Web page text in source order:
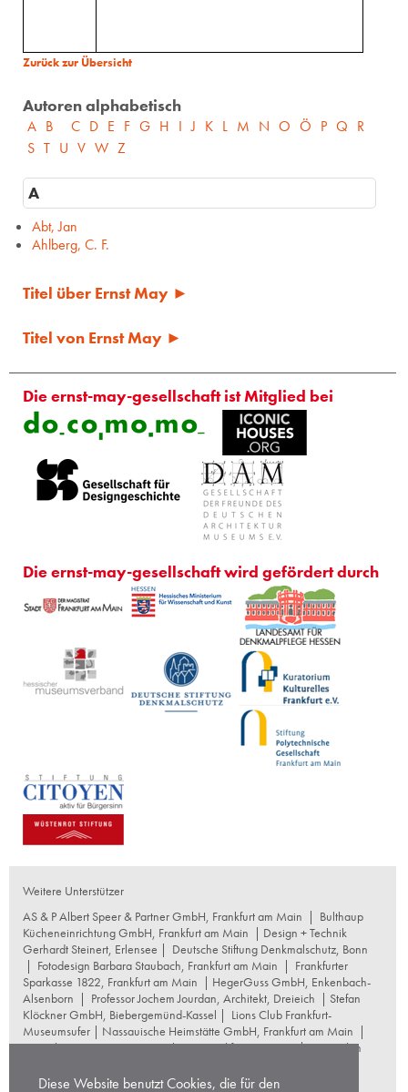
Diese Website benutzt Cookies, die für den
Zurück zur Übersicht
Autoren alphabetisch
A B C D E F G H I J K L M N O Ö P Q R
S T U V W Z
A
Abt, Jan
Ahlberg, C. F.
Titel über Ernst May ►
Titel von Ernst May ►
Die ernst-may-gesellschaft ist Mitglied bei
Die ernst-may-gesellschaft wird gefördert durch
Weitere Unterstützer
AS & P Albert Speer & Partner GmbH, Frankfurt am Main | Bulthaup
Kücheneinrichtung GmbH, Frankfurt am Main | Design + Technik
Gerhardt Steinert, Erlensee | Deutsche Stiftung Denkmalschutz, Bonn
| Fotodesign Barbara Staubach, Frankfurt am Main | Frankfurter
Sparkasse 1822, Frankfurt am Main | HegerGuss GmbH, Enkenbach-
Alsenborn | Professor Jochem Jourdan, Architekt, Dreieich | Stefan
Klöckner GmbH, Biebergemünd-Kassel | Lions Club Frankfurt-
Museumsufer | Nassauische Heimstätte GmbH, Frankfurt am Main |
Naumburg Restaurierungswerkstatt, Frankfurt am Main|Reproplan
Landschaftsbau GmbH+Co KG, Frankfurt am Main|